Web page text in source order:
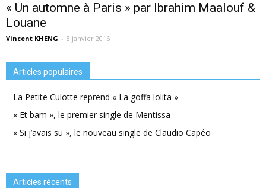
« Un automne à Paris » par Ibrahim Maalouf &
Louane
Vincent KHENG - 8 janvier 2016
Articles populaires
La Petite Culotte reprend « La goffa lolita »
« Et bam », le premier single de Mentissa
« Si j’avais su », le nouveau single de Claudio Capéo
Articles récents